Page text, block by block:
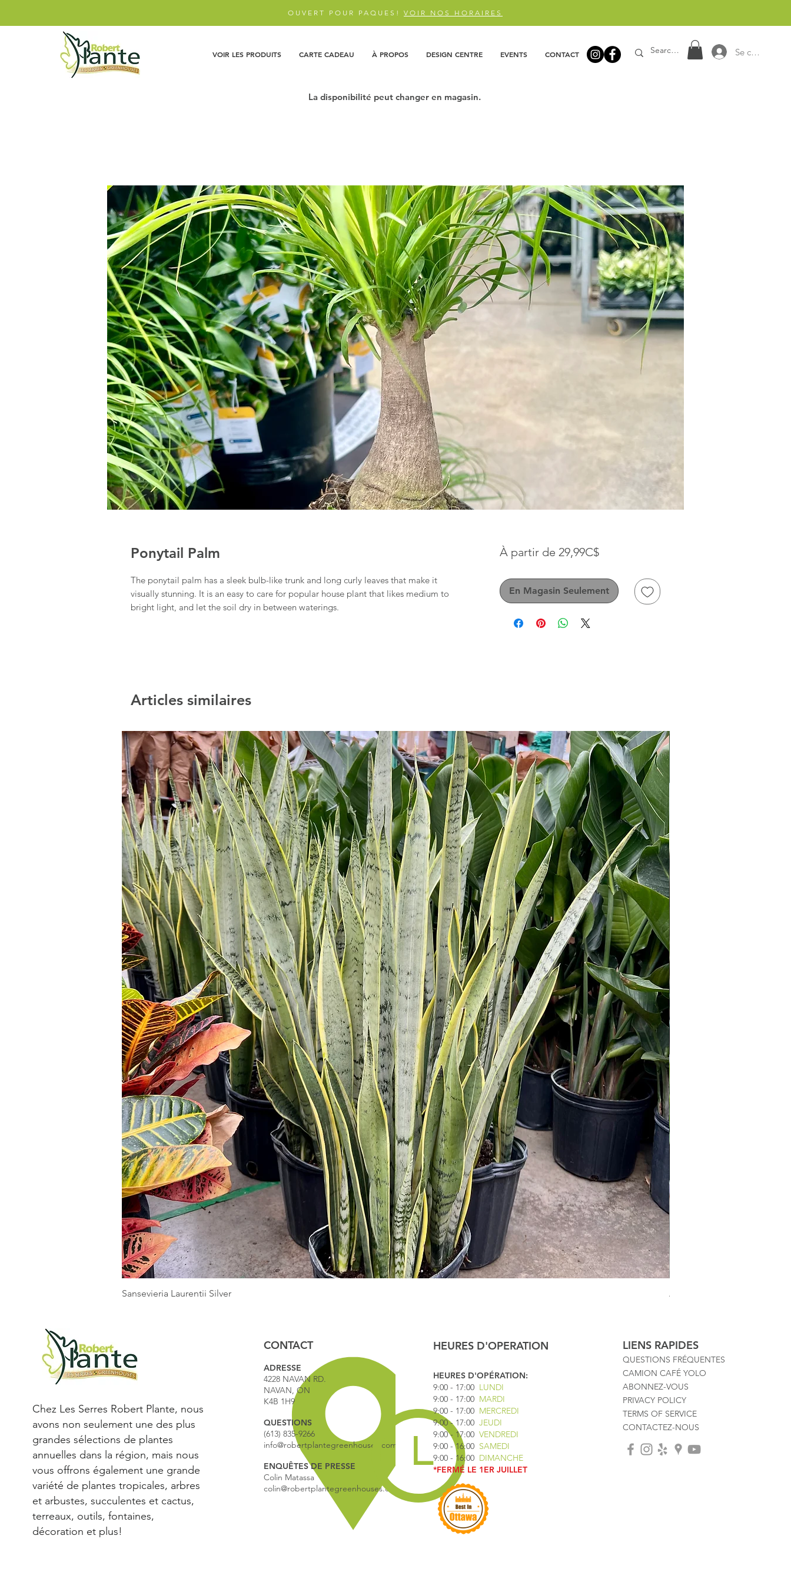
OUVERT POUR PAQUES! VOIR NOS HORAIRES
VOIR LES PRODUITS CARTE CADEAU À PROPOS DESIGN CENTRE EVENTS CONTACT Se connecter
La disponibilité peut changer en magasin.
Ponytail Palm
The ponytail palm has a sleek bulb-like trunk and long curly leaves that make it
visually stunning. It is an easy to care for popular house plant that likes medium to
bright light, and let the soil dry in between waterings.
À partir de 29,99C$Prix
En Magasin Seulement
Articles similaires
Sansevieria Laurentii Silver Australian Mother Fern
Chez Les Serres Robert Plante, nous
avons non seulement une des plus
grandes sélections de plantes
annuelles dans la région, mais nous
vous offrons également une grande
variété de plantes tropicales, arbres
et arbustes, succulentes et cactus,
terreaux, outils, fontaines,
décoration et plus!
CONTACT
ADRESSE
4228 NAVAN RD.
NAVAN, ON
K4B 1H9
QUESTIONS
(613) 835-9266
info@robertplantegreenhouses.com
ENQUÊTES DE PRESSE
Colin Matassa
colin@robertplantegreenhouses.com
HEURES D'OPERATION
HEURES D'OPÉRATION:
9:00 - 17:00 LUNDI
9:00 - 17:00 MARDI
9:00 - 17:00 MERCREDI
9:00 - 17:00 JEUDI
9:00 - 17:00 VENDREDI
9:00 - 16:00 SAMEDI
9:00 - 16:00 DIMANCHE
*FERMÉ LE 1ER JUILLET
LIENS RAPIDES
QUESTIONS FRÉQUENTES
CAMION CAFÉ YOLO
ABONNEZ-VOUS
PRIVACY POLICY
TERMS OF SERVICE
CONTACTEZ-NOUS